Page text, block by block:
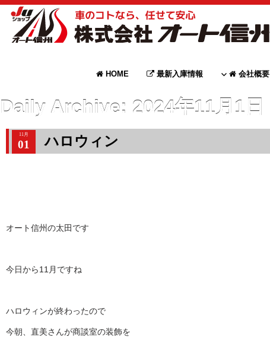
HOME 最新入庫情報 会社概要
Daily Archive: 2024年11月1日
11月
01 ハロウィン
オート信州の太田です
今日から11月ですね
ハロウィンが終わったので
今朝、直美さんが商談室の装飾を